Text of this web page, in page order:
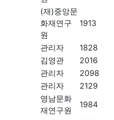
(재)중앙문
화재연구
원
1913
관리자 1828
김영관 2016
관리자 2098
관리자 2129
영남문화
재연구원
1984